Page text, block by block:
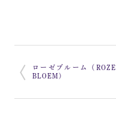
ローゼブルーム（ROZE
BLOEM)